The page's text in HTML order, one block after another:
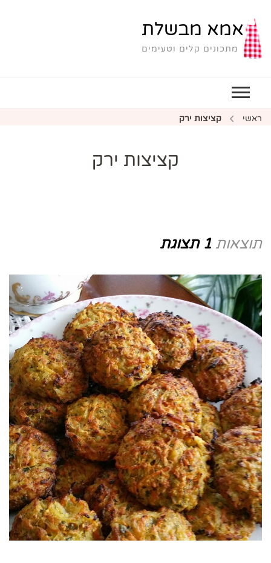
אמא מבשלת
מתכונים קלים וטעימים
ראשי קציצות ירק
קציצות ירק
תוצאות 1 תצוגת